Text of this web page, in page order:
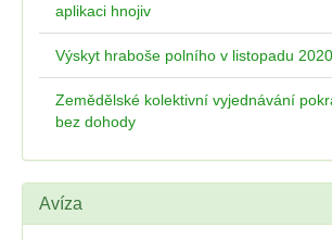
aplikaci hnojiv
Výskyt hraboše polního v listopadu 2020
Zemědělské kolektivní vyjednávání
bez dohody
Avíza